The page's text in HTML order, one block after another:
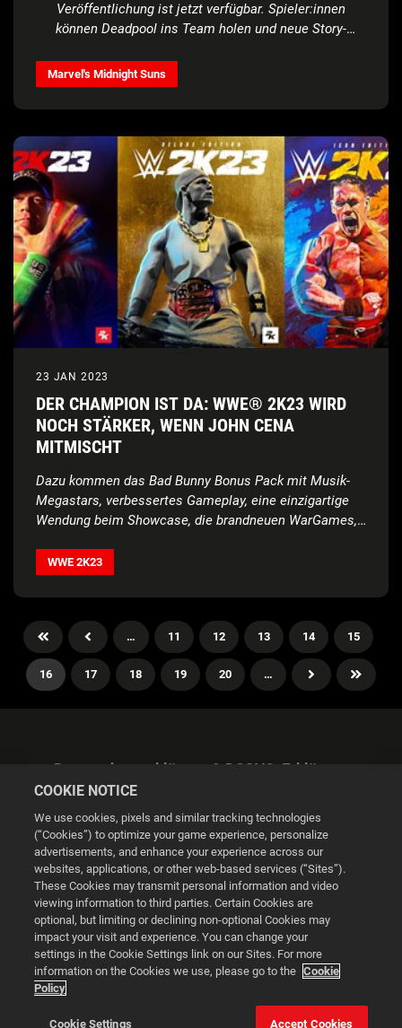
Veröffentlichung ist jetzt verfügbar. Spieler:innen
können Deadpool ins Team holen und neue Story-
Marvel's Midnight Suns
23 JAN 2023
DER CHAMPION IST DA: WWE® 2K23 WIRD
NOCH STÄRKER, WENN JOHN CENA
MITMISCHT
Dazu kommen das Bad Bunny Bonus Pack mit Musik-
Megastars, verbessertes Gameplay, eine einzigartige
Wendung beim Showcase, die brandneuen WarGames,
und mehr
WWE 2K23
… 11 12 13 14 15
16 17 18 19 20 …
Datenschutzerklärung & DSGVO-Erklärung
Cookie Settings
© 2026 2K
Powered byOnclusive PR Manager™
This website uses cookies to make your browsing experience
COOKIE NOTICE
We use cookies, pixels and similar tracking technologies
(“Cookies”) to optimize your game experience, personalize
advertisements, and enhance your experience across our
websites, applications, or other web-based services (“Sites”).
These Cookies may transmit personal information and video
viewing information to third parties. Certain Cookies are
optional, but limiting or declining non-optional Cookies may
impact your visit and experience. You can change your
settings in the Cookie Settings link on our Sites. For more
information on the Cookies we use, please go to the Cookie
Policy
Cookie Settings Accept Cookies